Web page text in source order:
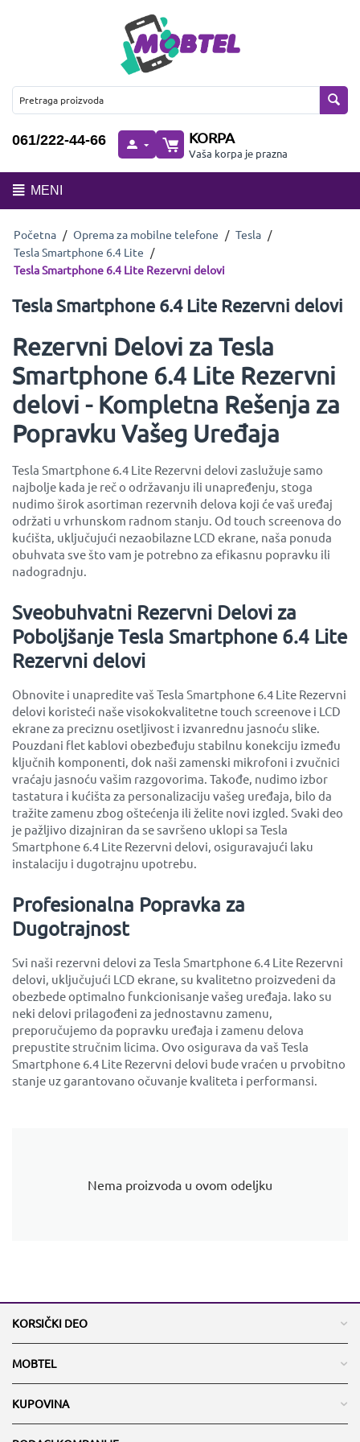
061/222-44-66 KORPA
Vaša korpa je prazna
MENI
Početna / Oprema za mobilne telefone / Tesla /
Tesla Smartphone 6.4 Lite /
Tesla Smartphone 6.4 Lite Rezervni delovi
Tesla Smartphone 6.4 Lite Rezervni delovi
Rezervni Delovi za Tesla
Smartphone 6.4 Lite Rezervni
delovi - Kompletna Rešenja za
Popravku Vašeg Uređaja
Tesla Smartphone 6.4 Lite Rezervni delovi zaslužuje samo
najbolje kada je reč o održavanju ili unapređenju, stoga
nudimo širok asortiman rezervnih delova koji će vaš uređaj
održati u vrhunskom radnom stanju. Od touch screenova do
kućišta, uključujući nezaobilazne LCD ekrane, naša ponuda
obuhvata sve što vam je potrebno za efikasnu popravku ili
nadogradnju.
Sveobuhvatni Rezervni Delovi za
Poboljšanje Tesla Smartphone 6.4 Lite
Rezervni delovi
Obnovite i unapredite vaš Tesla Smartphone 6.4 Lite Rezervni
delovi koristeći naše visokokvalitetne touch screenove i LCD
ekrane za preciznu osetljivost i izvanrednu jasnoću slike.
Pouzdani flet kablovi obezbeđuju stabilnu konekciju između
ključnih komponenti, dok naši zamenski mikrofoni i zvučnici
vraćaju jasnoću vašim razgovorima. Takođe, nudimo izbor
tastatura i kućišta za personalizaciju vašeg uređaja, bilo da
tražite zamenu zbog oštećenja ili želite novi izgled. Svaki deo
je pažljivo dizajniran da se savršeno uklopi sa Tesla
Smartphone 6.4 Lite Rezervni delovi, osiguravajući laku
instalaciju i dugotrajnu upotrebu.
Profesionalna Popravka za
Dugotrajnost
Svi naši rezervni delovi za Tesla Smartphone 6.4 Lite Rezervni
delovi, uključujući LCD ekrane, su kvalitetno proizvedeni da
obezbede optimalno funkcionisanje vašeg uređaja. Iako su
neki delovi prilagođeni za jednostavnu zamenu,
preporučujemo da popravku uređaja i zamenu delova
prepustite stručnim licima. Ovo osigurava da vaš Tesla
Smartphone 6.4 Lite Rezervni delovi bude vraćen u prvobitno
stanje uz garantovano očuvanje kvaliteta i performansi.
Nema proizvoda u ovom odeljku
KORSIČKI DEO
MOBTEL
KUPOVINA